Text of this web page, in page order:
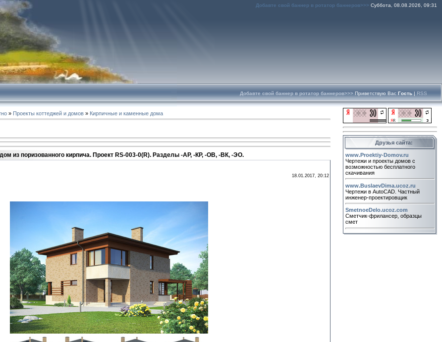
Добавте свой баннер в ротатор баннеров>>> Суббота, 08.08.2026, 09:31
Добавте свой баннер в ротатор баннеров>>> Приветствую Вас Гость | RSS
» Проекты коттеджей и домов » Кирпичные и каменные дома
из поризованного кирпича. Проект RS-003-0(R). Разделы -АР, -КР, -ОВ, -ВК, -ЭО.
18.01.2017, 20:12
Друзья сайта:
www.Proektiy-Domov.ru
Чертежи и проекты домов с
возможностью бесплатного
скачивания
www.BuslaevDima.ucoz.ru
Чертежи в AutoCAD. Частный
инженер-проектировщик
SmetnoeDelo.ucoz.com
Сметчик-фрилансер, образцы
смет